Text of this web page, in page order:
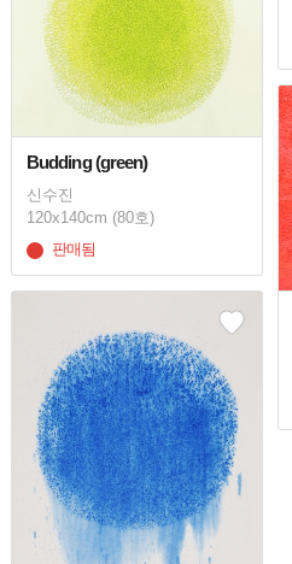
Budding (green)
신수진
120x140cm (80호)
판매됨